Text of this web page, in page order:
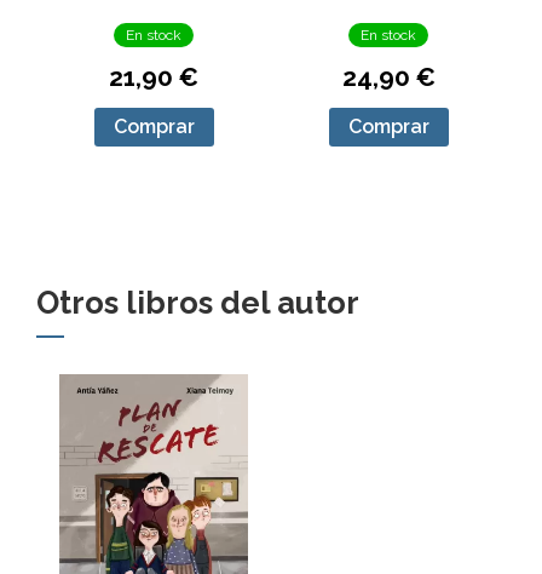
En stock
21,90 €
Comprar
En stock
24,90 €
Comprar
Otros libros del autor